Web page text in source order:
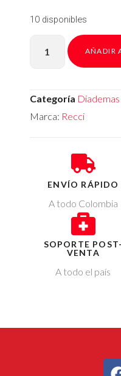
10 disponibles
AÑADIR
Categoría
Marca: Recci
ENVÍO RÁPIDO
A todo Colombia
SOPORTE POST-
VENTA
A todo el país